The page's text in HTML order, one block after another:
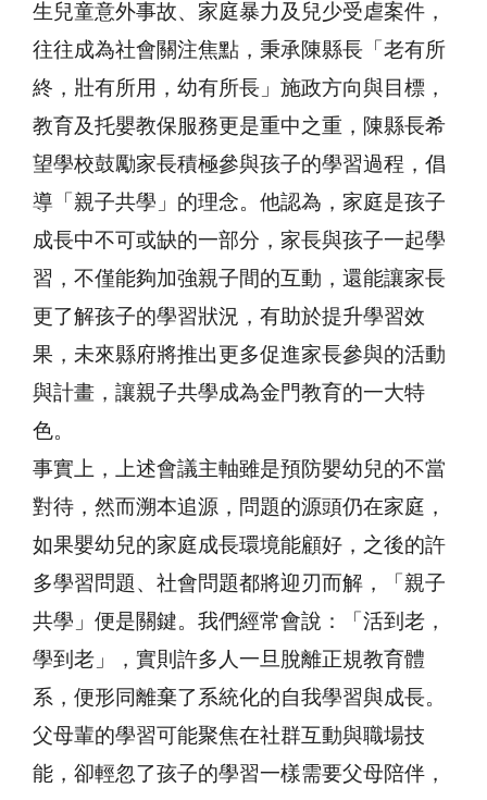
生兒童意外事故、家庭暴力及兒少受虐案件，
往往成為社會關注焦點，秉承陳縣長「老有所
終，壯有所用，幼有所長」施政方向與目標，
教育及托嬰教保服務更是重中之重，陳縣長希
望學校鼓勵家長積極參與孩子的學習過程，倡
導「親子共學」的理念。他認為，家庭是孩子
成長中不可或缺的一部分，家長與孩子一起學
習，不僅能夠加強親子間的互動，還能讓家長
更了解孩子的學習狀況，有助於提升學習效
果，未來縣府將推出更多促進家長參與的活動
與計畫，讓親子共學成為金門教育的一大特
色。
事實上，上述會議主軸雖是預防嬰幼兒的不當
對待，然而溯本追源，問題的源頭仍在家庭，
如果嬰幼兒的家庭成長環境能顧好，之後的許
多學習問題、社會問題都將迎刃而解，「親子
共學」便是關鍵。我們經常會說：「活到老，
學到老」，實則許多人一旦脫離正規教育體
系，便形同離棄了系統化的自我學習與成長。
父母輩的學習可能聚焦在社群互動與職場技
能，卻輕忽了孩子的學習一樣需要父母陪伴，